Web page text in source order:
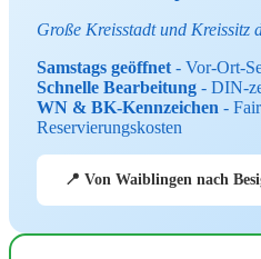
Große Kreisstadt und Kreissitz
Samstags geöffnet - Vor-Ort-
Schnelle Bearbeitung - DIN-
WN & BK-Kennzeichen -
Reservierungskosten
📍 Von Waiblingen nach